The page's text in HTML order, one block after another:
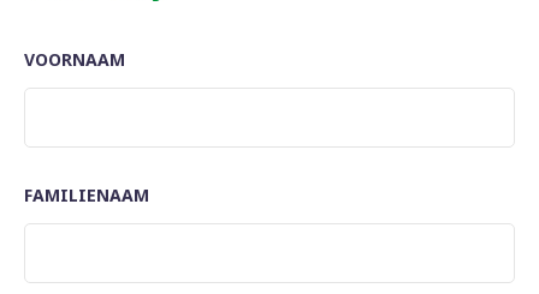
VOORNAAM
FAMILIENAAM